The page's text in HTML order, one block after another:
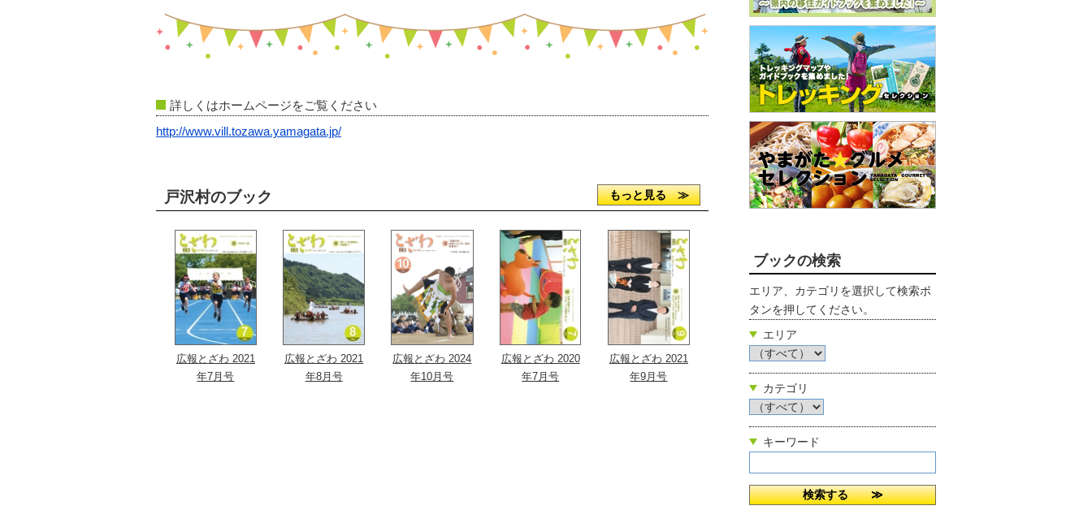
詳しくはホームページをご覧ください
http://www.vill.tozawa.yamagata.jp/
戸沢村のブック もっと見る ≫
広報とざわ 2021
年7月号
広報とざわ 2021
年8月号
広報とざわ 2024
年10月号
広報とざわ 2020
年7月号
広報とざわ 2021
年9月号
ブックの検索
エリア、カテゴリを選択して検索ボ
タンを押してください。
エリア
カテゴリ
キーワード